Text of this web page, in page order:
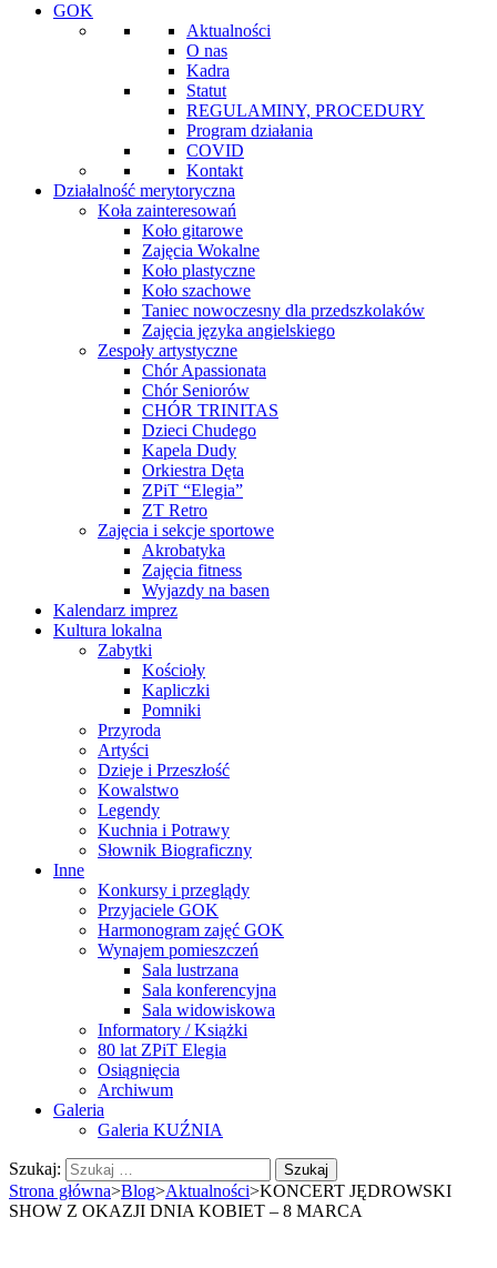
GOK
Aktualności
O nas
Kadra
Statut
REGULAMINY, PROCEDURY
Program działania
COVID
Kontakt
Działalność merytoryczna
Koła zainteresowań
Koło gitarowe
Zajęcia Wokalne
Koło plastyczne
Koło szachowe
Taniec nowoczesny dla przedszkolaków
Zajęcia języka angielskiego
Zespoły artystyczne
Chór Apassionata
Chór Seniorów
CHÓR TRINITAS
Dzieci Chudego
Kapela Dudy
Orkiestra Dęta
ZPiT “Elegia”
ZT Retro
Zajęcia i sekcje sportowe
Akrobatyka
Zajęcia fitness
Wyjazdy na basen
Kalendarz imprez
Kultura lokalna
Zabytki
Kościoły
Kapliczki
Pomniki
Przyroda
Artyści
Dzieje i Przeszłość
Kowalstwo
Legendy
Kuchnia i Potrawy
Słownik Biograficzny
Inne
Konkursy i przeglądy
Przyjaciele GOK
Harmonogram zajęć GOK
Wynajem pomieszczeń
Sala lustrzana
Sala konferencyjna
Sala widowiskowa
Informatory / Książki
80 lat ZPiT Elegia
Osiągnięcia
Archiwum
Galeria
Galeria KUŹNIA
Szukaj:
Strona główna>Blog>Aktualności>KONCERT JĘDROWSKI
SHOW Z OKAZJI DNIA KOBIET – 8 MARCA